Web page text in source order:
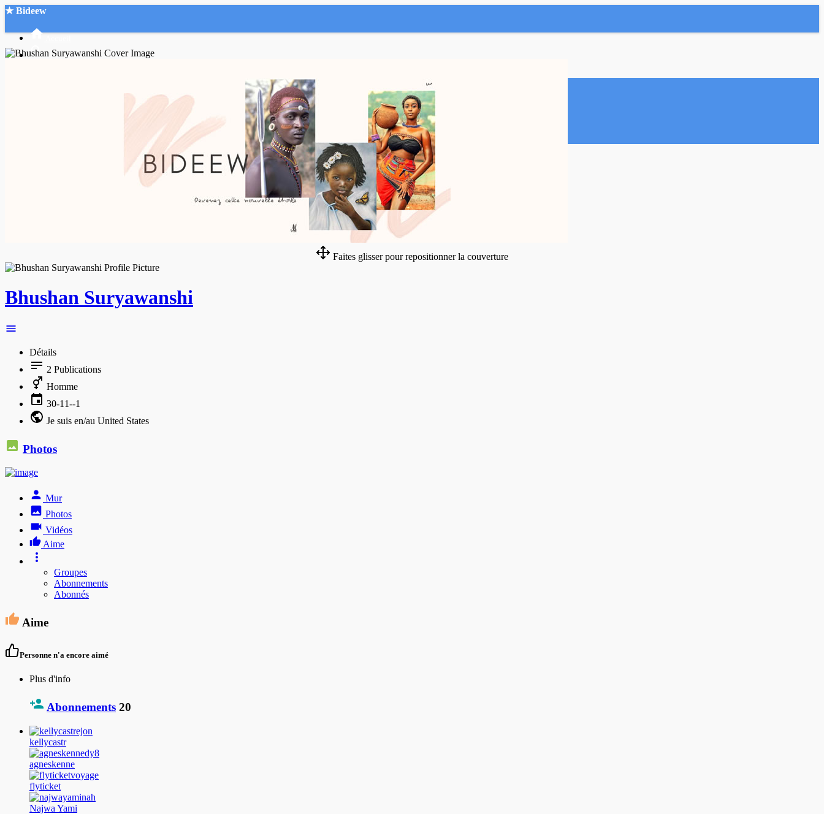
★ Bideew
Faites glisser pour repositionner la couverture
Bhushan Suryawanshi
Détails
2 Publications
Homme
30-11--1
Je suis en/au United States
Photos
Mur
Photos
Vidéos
Aime
Groupes
Abonnements
Abonnés
Aime
Personne n'a encore aimé
Plus d'info
Abonnements 20
kellycastr
agneskenne
flyticket
Najwa Yami